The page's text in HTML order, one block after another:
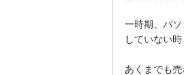
一時期、パ
していない
あくまでも